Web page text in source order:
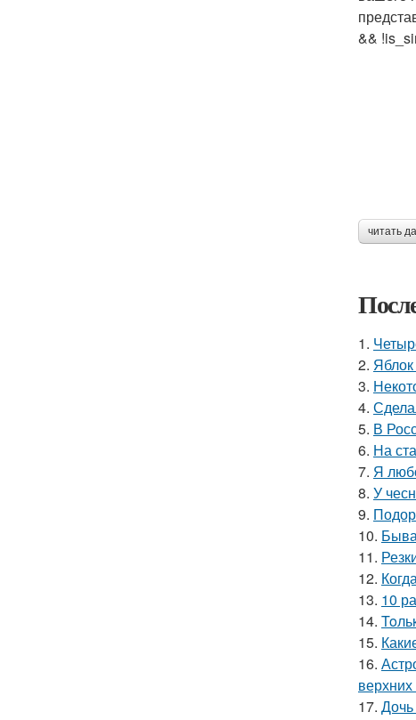
&&
читать
1.
2.
3.
4.
5. В
6. На
7. Я
8. У
9.
10.
11.
12.
13. 10
14.
15.
16.
17.